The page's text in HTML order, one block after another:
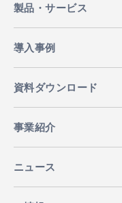
製品・サービス
導入事例
資料ダウンロード
事業紹介
ニュース